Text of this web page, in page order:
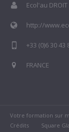
Ecol'au DROIT
http://
+33 (0)6 30 43
FRANCE
Votre formation sur
Crédits
Square